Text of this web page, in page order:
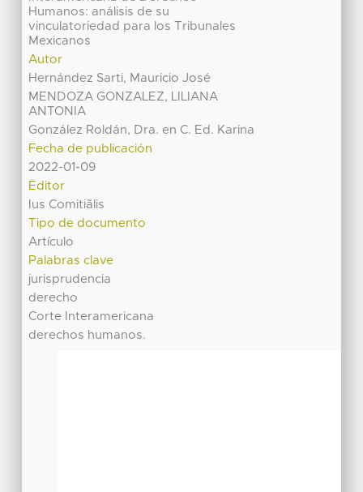
Humanos: análisis de su
vinculatoriedad para los Tribunales
Mexicanos
Autor
Hernández Sarti, Mauricio José
MENDOZA GONZALEZ, LILIANA
ANTONIA
González Roldán, Dra. en C. Ed. Karina
Fecha de publicación
2022-01-09
Editor
Ius Comitiãlis
Tipo de documento
Artículo
Palabras clave
jurisprudencia
derecho
Corte Interamericana
derechos humanos.